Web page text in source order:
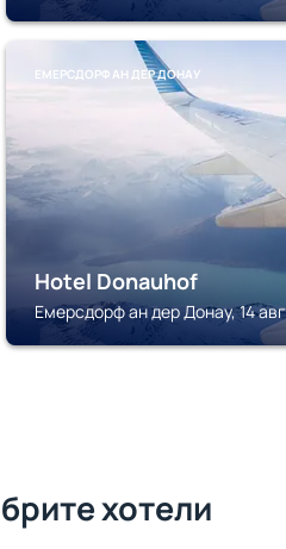
ЕМЕРСДОРФ АН ДЕР ДОНАУ
Hotel Donauhof
Емерсдорф ан дер Донау, 14
хотели